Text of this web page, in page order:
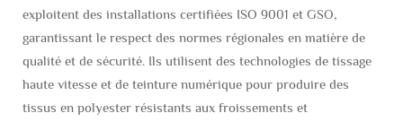
exploitent des installations certifiées ISO 9001 et GSO,
garantissant le respect des normes régionales en matière de
qualité et de sécurité. Ils utilisent des technologies de tissage
haute vitesse et de teinture numérique pour produire des
tissus en polyester résistants aux froissements et